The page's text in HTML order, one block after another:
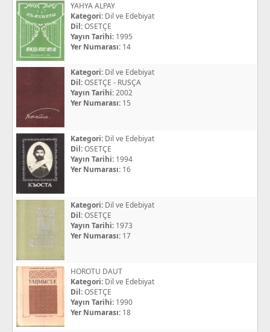
YAHYA ALPAY
Kategori: Dil ve Edebiyat
Dil:OSETÇE
Yayın Tarihi: 1995
Yer Numarası: 14
Kategori: Dil ve Edebiyat
Dil:OSETÇE - RUSÇA
Yayın Tarihi:2002
Yer Numarası: 15
Kategori: Dil ve Edebiyat
Dil:OSETÇE
Yayın Tarihi: 1994
Yer Numarası: 16
Kategori: Dil ve Edebiyat
Dil:OSETÇE
Yayın Tarihi: 1973
Yer Numarası: 17
HOROTU DAUT
Kategori: Dil ve Edebiyat
Dil:OSETÇE
Yayın Tarihi: 1990
Yer Numarası: 18